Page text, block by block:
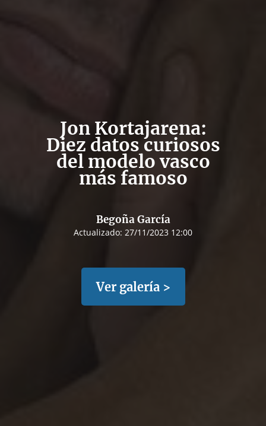
Jon Kortajarena:
Diez datos curiosos
del modelo vasco
más famoso
Begoña García
Actualizado: 27/11/2023 12:00
Ver galería >